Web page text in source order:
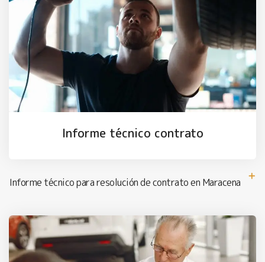
Informe técnico contrato
Informe técnico para resolución de contrato en Maracena